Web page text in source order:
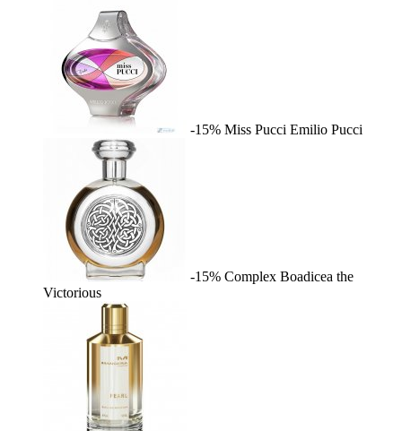
-15% Miss Pucci Emilio Pucci
-15% Complex Boadicea the
Victorious